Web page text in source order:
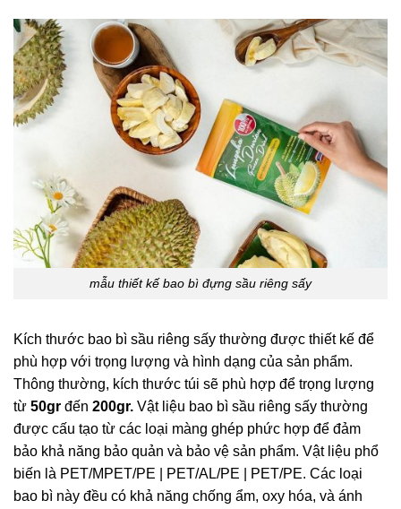
mẫu thiết kế bao bì đựng sầu riêng sấy
Kích thước bao bì sầu riêng sấy thường được thiết kế để
phù hợp với trọng lượng và hình dạng của sản phẩm.
Thông thường, kích thước túi sẽ phù hợp để trọng lượng
từ 50gr đến 200gr. Vật liệu bao bì sầu riêng sấy thường
được cấu tạo từ các loại màng ghép phức hợp để đảm
bảo khả năng bảo quản và bảo vệ sản phẩm. Vật liệu phổ
biến là PET/MPET/PE | PET/AL/PE | PET/PE. Các loại
bao bì này đều có khả năng chống ẩm, oxy hóa, và ánh